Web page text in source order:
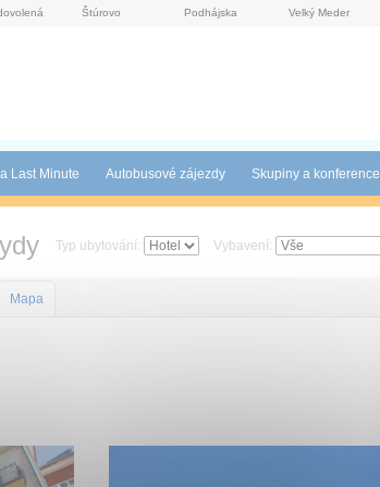
Štúrovo Podhájska Velký Meder
Last Minute Autobusové zájezdy Skupiny a konference
Typ ubytování: Vybavení:
Mapa